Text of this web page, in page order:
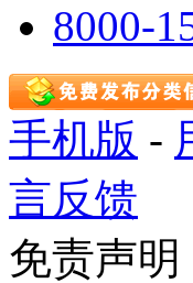
8000-
手机版 -
言反馈
免责声